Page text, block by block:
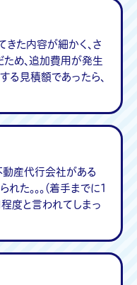
た内容が細かく、さ
ため、追加費用が発生
る見積額であったら、
産代行会社がある
た。。。（着手までに1
度と言われてしまっ